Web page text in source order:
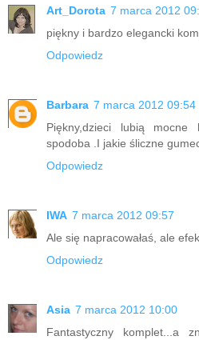
Art_Dorota 7 marca 2012
piękny i bardzo elegancki
Odpowiedz
Barbara 7 marca 2012 09:54
Piękny,dzieci lubią
spodoba .I jakie śliczne
Odpowiedz
IWA 7 marca 2012 09:57
Ale się napracowałaś, ale
Odpowiedz
Asia 7 marca 2012 10:00
Fantastyczny komplet...a